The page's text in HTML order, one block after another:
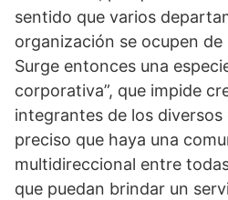
sentido que varios
organización se ocupen
Surge entonces una
corporativa”, que impide
integrantes de los
preciso que haya una
multidireccional entre
que puedan brindar un